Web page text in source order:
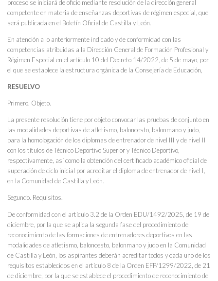
proceso se iniciará de oficio mediante resolución de la dirección general
competente en materia de enseñanzas deportivas de régimen especial, que
será publicada en el Boletín Oficial de Castilla y León.
En atención a lo anteriormente indicado y de conformidad con las
competencias atribuidas a la Dirección General de Formación Profesional y
Régimen Especial en el artículo 10 del Decreto 14/2022, de 5 de mayo, por
el que se establece la estructura orgánica de la Consejería de Educación,
RESUELVO
Primero. Objeto.
La presente resolución tiene por objeto convocar las pruebas de conjunto en
las modalidades deportivas de atletismo, baloncesto, balonmano y judo,
para la homologación de los diplomas de entrenador de nivel III y de nivel II
con los títulos de Técnico Deportivo Superior y Técnico Deportivo,
respectivamente, así como la obtención del certificado académico oficial de
superación de ciclo inicial por acreditar el diploma de entrenador de nivel I,
en la Comunidad de Castilla y León.
Segundo. Requisitos.
De conformidad con el artículo 3.2 de la Orden EDU/1492/2025, de 19 de
diciembre, por la que se aplica la segunda fase del procedimiento de
reconocimiento de las formaciones de entrenadores deportivos en las
modalidades de atletismo, baloncesto, balonmano y judo en la Comunidad
de Castilla y León, los aspirantes deberán acreditar todos y cada uno de los
requisitos establecidos en el artículo 8 de la Orden EFP/1299/2022, de 21
de diciembre, por la que se establece el procedimiento de reconocimiento de